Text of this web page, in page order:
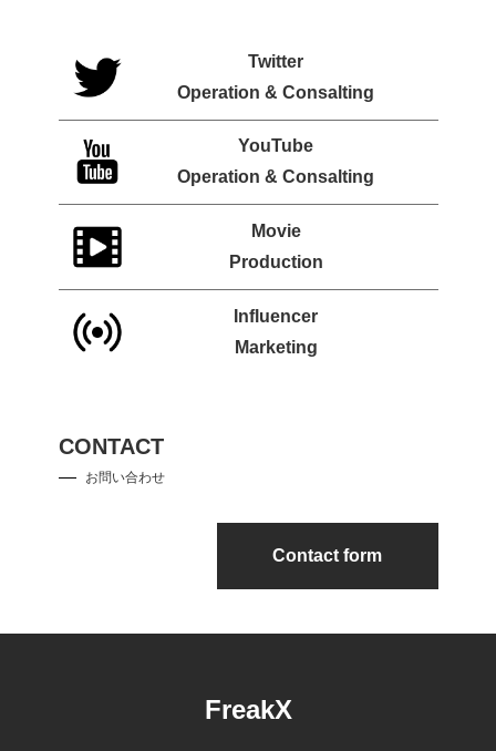
Twitter
Operation & Consalting
YouTube
Operation & Consalting
Movie
Production
Influencer
Marketing
CONTACT
お問い合わせ
Contact form
FreakX